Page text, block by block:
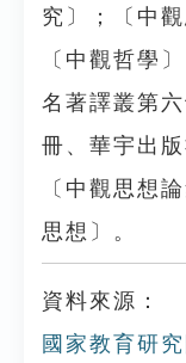
究〕；〔中
〔中觀哲學
名著譯叢第
冊、華宇出
〔中觀思想
思想〕。
資料來源：
國家教育研